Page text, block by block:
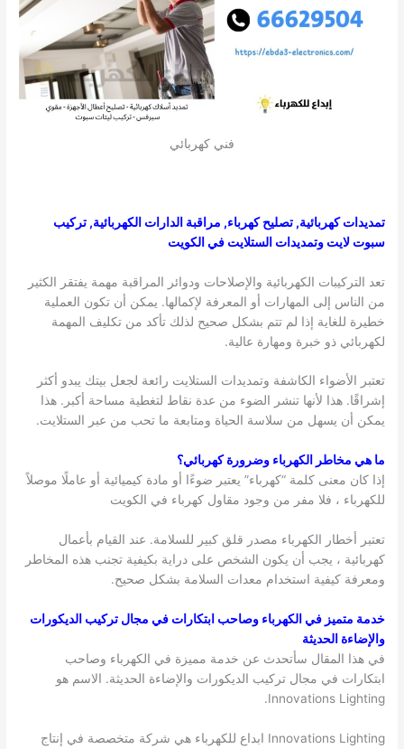
فني كهربائي
تمديدات كهربائية, تصليح كهرباء, مراقبة الدارات الكهربائية, تركيب
سبوت لايت وتمديدات الستلايت في الكويت
تعد التركيبات الكهربائية والإصلاحات ودوائر المراقبة مهمة يفتقر الكثير
من الناس إلى المهارات أو المعرفة لإكمالها. يمكن أن تكون العملية
خطيرة للغاية إذا لم تتم بشكل صحيح لذلك تأكد من تكليف المهمة
لكهربائي ذو خبرة ومهارة عالية.
تعتبر الأضواء الكاشفة وتمديدات الستلايت رائعة لجعل بيتك يبدو أكثر
إشراقًا. هذا لأنها تنشر الضوء من عدة نقاط لتغطية مساحة أكبر. هذا
يمكن أن يسهل من سلاسة الحياة ومتابعة ما تحب من عبر الستلايت.
ما هي مخاطر الكهرباء وضرورة كهربائي؟
إذا كان معنى كلمة “كهرباء” يعتبر ضوءًا أو مادة كيميائية أو عاملًا موصلاً
للكهرباء ، فلا مفر من وجود مقاول كهرباء في الكويت
تعتبر أخطار الكهرباء مصدر قلق كبير للسلامة. عند القيام بأعمال
كهربائية ، يجب أن يكون الشخص على دراية بكيفية تجنب هذه المخاطر
ومعرفة كيفية استخدام معدات السلامة بشكل صحيح.
خدمة متميز في الكهرباء وصاحب ابتكارات في مجال تركيب الديكورات
والإضاءة الحديثة
في هذا المقال سأتحدث عن خدمة مميزة في الكهرباء وصاحب
ابتكارات في مجال تركيب الديكورات والإضاءة الحديثة. الاسم هو
Innovations Lighting.
Innovations Lighting ابداع للكهرباء هي شركة متخصصة في إنتاج